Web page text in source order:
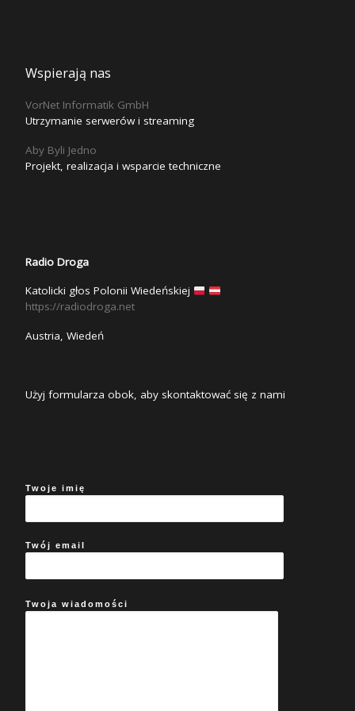
Wspierają nas
VorNet Informatik GmbH
Utrzymanie serwerów i streaming
Aby Byli Jedno
Projekt, realizacja i wsparcie techniczne
Radio Droga
Katolicki głos Polonii Wiedeńskiej
https://radiodroga.net
Austria, Wiedeń
Użyj formularza obok, aby skontaktować się z nami
Twoje imię
Twój email
Twoja wiadomości